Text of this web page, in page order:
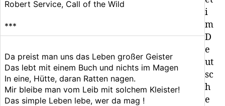
Robert Service, Call of the Wild
***
Da preist man uns das Leben großer Geister
Das lebt mit einem Buch und nichts im Magen
In eine, Hütte, daran Ratten nagen.
Mir bleibe man vom Leib mit solchem Kleister!
Das simple Leben lebe, wer da mag !
i
m
D
e
ut
sc
h
e